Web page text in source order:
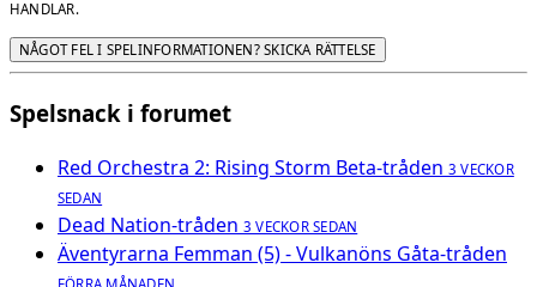
HANDLAR.
NÅGOT FEL I SPELINFORMATIONEN? SKICKA RÄTTELSE
Spelsnack i forumet
Red Orchestra 2: Rising Storm Beta-tråden 3 VECKOR
SEDAN
Dead Nation-tråden 3 VECKOR SEDAN
Äventyrarna Femman (5) - Vulkanöns Gåta-tråden